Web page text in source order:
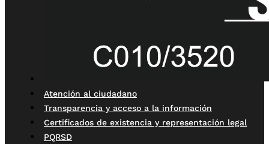
Atención al ciudadano
Transparencia y acceso a la información
Certificados de existencia y representación legal
PQRSD